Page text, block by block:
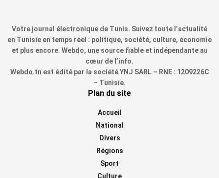
Votre journal électronique de Tunis. Suivez toute l’actualité
en Tunisie en temps réel : politique, société, culture, économie
et plus encore. Webdo, une source fiable et indépendante au
cœur de l’info.
Webdo.tn est édité par la société YNJ SARL – RNE : 1209226C
– Tunisie.
Plan du site
Accueil
National
Divers
Régions
Sport
Culture